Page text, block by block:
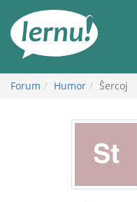
Inhalt
Forum Humor Ŝercoj